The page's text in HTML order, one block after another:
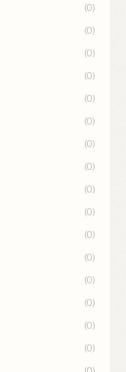
(0)
(0)
(0)
(0)
(0)
(0)
(0)
(0)
(0)
(0)
(0)
(0)
(0)
(0)
(0)
(0)